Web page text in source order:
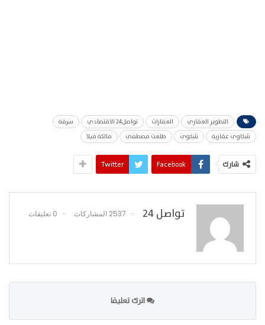
التطوير العقاري العقارات تواصل24 الاقتصادي
سرقة
شكاوى عقارية
شكوى طلعت مصطفى مالكة فيلا
شارك Facebook
Twitter
تواصل 24 2537 المشاركات 0 تعليقات
اترك تعليقا